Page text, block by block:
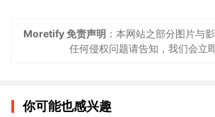
Moretify 免责声明 ：本网站之部分图片与
任何侵权问题请告知，我们会立
你可能也感兴趣